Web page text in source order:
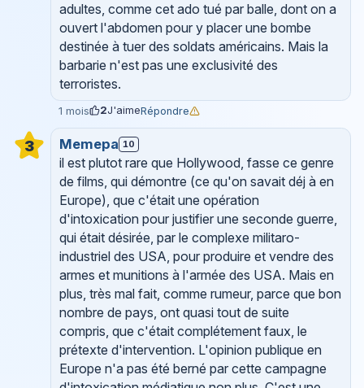
adultes, comme cet ado tué par balle, dont on a
ouvert l'abdomen pour y placer une bombe
destinée à tuer des soldats américains. Mais la
barbarie n'est pas une exclusivité des
terroristes.
1 mois 2J'aimeRépondre
3 Memepa 10
il est plutot rare que Hollywood, fasse ce genre
de films, qui démontre (ce qu'on savait déj à en
Europe), que c'était une opération
d'intoxication pour justifier une seconde guerre,
qui était désirée, par le complexe militaro-
industriel des USA, pour produire et vendre des
armes et munitions à l'armée des USA. Mais en
plus, très mal fait, comme rumeur, parce que bon
nombre de pays, ont quasi tout de suite
compris, que c'était complétement faux, le
prétexte d'intervention. L'opinion publique en
Europe n'a pas été berné par cette campagne